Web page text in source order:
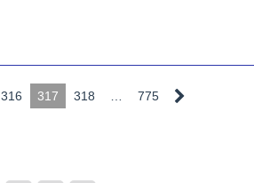
316 317 318 … 775